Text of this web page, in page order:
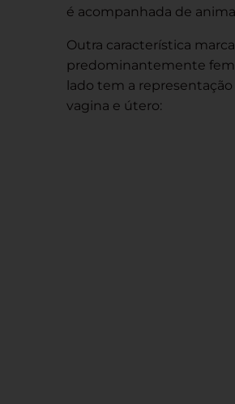
é acompanhada de
Outra característica
predominantemente
lado tem a
vagina e útero: